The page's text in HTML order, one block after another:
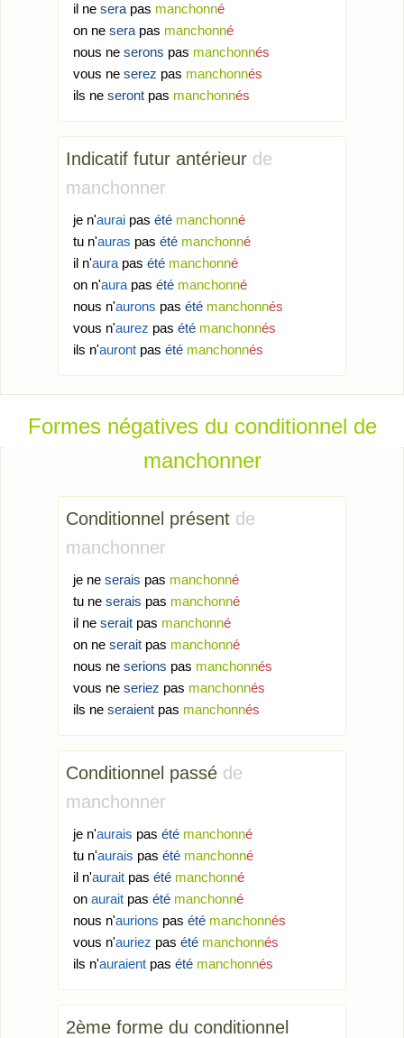
il ne sera pas manchonné
on ne sera pas manchonné
nous ne serons pas manchonnés
vous ne serez pas manchonnés
ils ne seront pas manchonnés
Indicatif futur antérieur de
manchonner
je n'aurai pas été manchonné
tu n'auras pas été manchonné
il n'aura pas été manchonné
on n'aura pas été manchonné
nous n'aurons pas été manchonnés
vous n'aurez pas été manchonnés
ils n'auront pas été manchonnés
Formes négatives du conditionnel de
manchonner
Conditionnel présent de
manchonner
je ne serais pas manchonné
tu ne serais pas manchonné
il ne serait pas manchonné
on ne serait pas manchonné
nous ne serions pas manchonnés
vous ne seriez pas manchonnés
ils ne seraient pas manchonnés
Conditionnel passé de
manchonner
je n'aurais pas été manchonné
tu n'aurais pas été manchonné
il n'aurait pas été manchonné
on aurait pas été manchonné
nous n'aurions pas été manchonnés
vous n'auriez pas été manchonnés
ils n'auraient pas été manchonnés
2ème forme du conditionnel